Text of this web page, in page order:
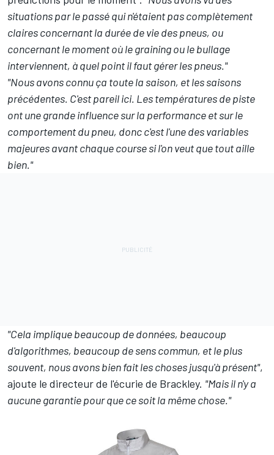
situations par le passé qui n'étaient pas complètement
claires concernant la durée de vie des pneus, ou
concernant le moment où le graining ou le bullage
interviennent, à quel point il faut gérer les pneus."
"Nous avons connu ça toute la saison, et les saisons
précédentes. C'est pareil ici. Les températures de piste
ont une grande influence sur la performance et sur le
comportement du pneu, donc c'est l'une des variables
majeures avant chaque course si l'on veut que tout aille
bien."
"Cela implique beaucoup de données, beaucoup
d'algorithmes, beaucoup de sens commun, et le plus
souvent, nous avons bien fait les choses jusqu'à présent",
ajoute le directeur de l'écurie de Brackley. "Mais il n'y a
aucune garantie pour que ce soit la même chose."